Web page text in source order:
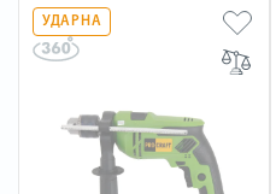
УДАРНА